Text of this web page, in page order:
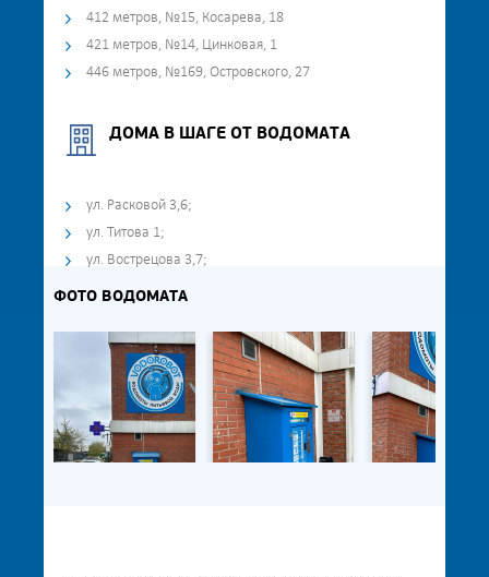
412 метров, №15, Косарева, 18
421 метров, №14, Цинковая, 1
446 метров, №169, Островского, 27
ДОМА В ШАГЕ ОТ ВОДОМАТА
ул. Расковой 3,6;
ул. Титова 1;
ул. Вострецова 3,7;
ФОТО ВОДОМАТА